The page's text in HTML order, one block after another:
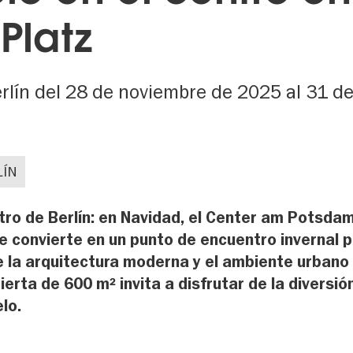
del 28 de noviembre de 2025 al 31
de Berlín: en Navidad, el Center am
convierte en un punto de encuentro invernal
arquitectura moderna y el ambiente urbano
de 600 m² invita a disfrutar de la